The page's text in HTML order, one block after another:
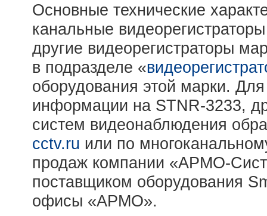
Основные технические
канальные
другие видеорегистраторы
в подразделе «
оборудования этой марки.
информации на STNR-3233,
систем видеонаблюдения
cctv.ru или по
продаж компании «АРМО-
поставщиком оборудования
офисы «АРМО».